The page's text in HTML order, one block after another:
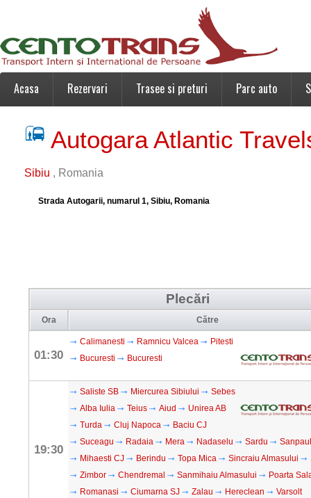
Acasa Rezervari Trasee si preturi Parc auto
Autogara Atlantic
Sibiu , Romania
Strada Autogarii, numarul 1, Sibiu, Romania
Plecări
Ora Către
01:30
Calimanesti Ramnicu Valcea
Pitesti
Bucuresti
Bucuresti
19:30
Saliste SB Miercurea Sibiului
Sebes
Alba Iulia
Teius Aiud
Unirea AB
Turda
Cluj Napoca
Baciu CJ
Suceagu
Radaia Mera Nadaselu Sardu
Mihaesti CJ
Berindu Topa Mica Sincraiu Almasului
Zimbor
Chendremal Sanmihaiu Almasului
Poarta
Romanasi
Ciumarna SJ Zalau Hereclean
Varsolt